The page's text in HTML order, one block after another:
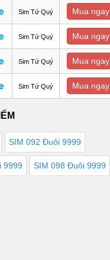
Sim Tứ Quý Mua ngay
Sim Tứ Quý Mua ngay
Sim Tứ Quý Mua ngay
Sim Tứ Quý Mua ngay
SIM 092 Đuôi 9999
9999 SIM 098 Đuôi 9999